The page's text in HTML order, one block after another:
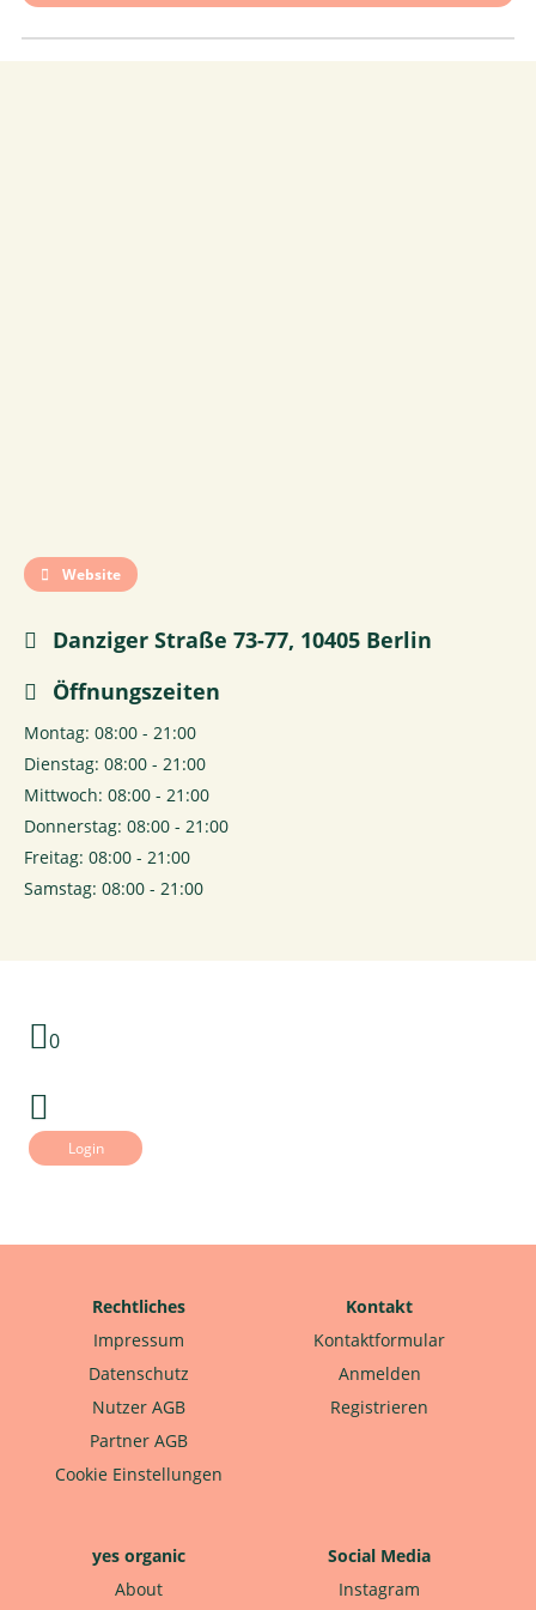
Website
Danziger Straße 73-77, 10405 Berlin
Öffnungszeiten
Montag: 08:00 - 21:00
Dienstag: 08:00 - 21:00
Mittwoch: 08:00 - 21:00
Donnerstag: 08:00 - 21:00
Freitag: 08:00 - 21:00
Samstag: 08:00 - 21:00
0
Login
Rechtliches
Impressum
Datenschutz
Nutzer AGB
Partner AGB
Cookie Einstellungen
Kontakt
Kontaktformular
Anmelden
Registrieren
yes organic
About
Social Media
Instagram